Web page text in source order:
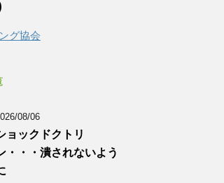
グ協会
08/06
ョックドクトリ
・・・潰されないよう